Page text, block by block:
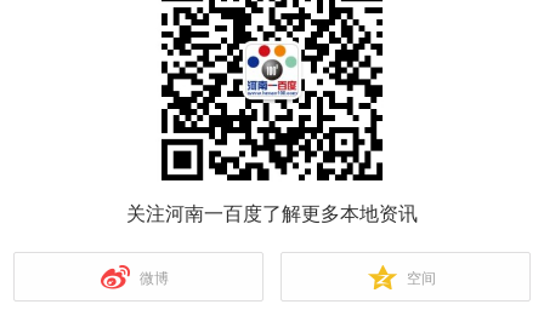
关注河南一百度了解更多本地资讯
微博 空间